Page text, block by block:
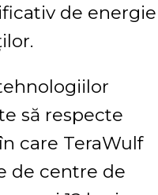
de energie
să respecte
care TeraWulf
de centre de